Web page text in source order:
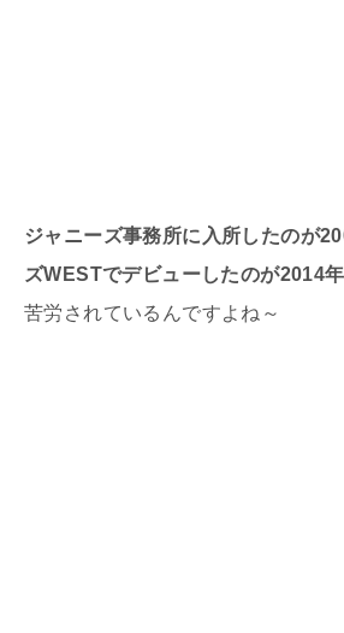
ジャニーズ事務所に入所したのが
ズWESTでデビューしたのが2014年
苦労されているんですよね～